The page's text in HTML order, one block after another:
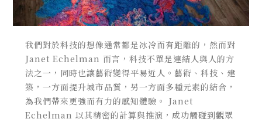
我們對於科技的想像通常都是冰冷而有距離的，然而對
Janet Echelman 而言，科技不單是連結人與人的方
法之一，同時也讓藝術變得平易近人。藝術、科技、建
築，一方面提升城市品質，另一方面多種元素的結合，
為我們帶來更強而有力的感知體驗。 Janet
Echelman 以其精密的計算與推演，成功觸碰到觀眾